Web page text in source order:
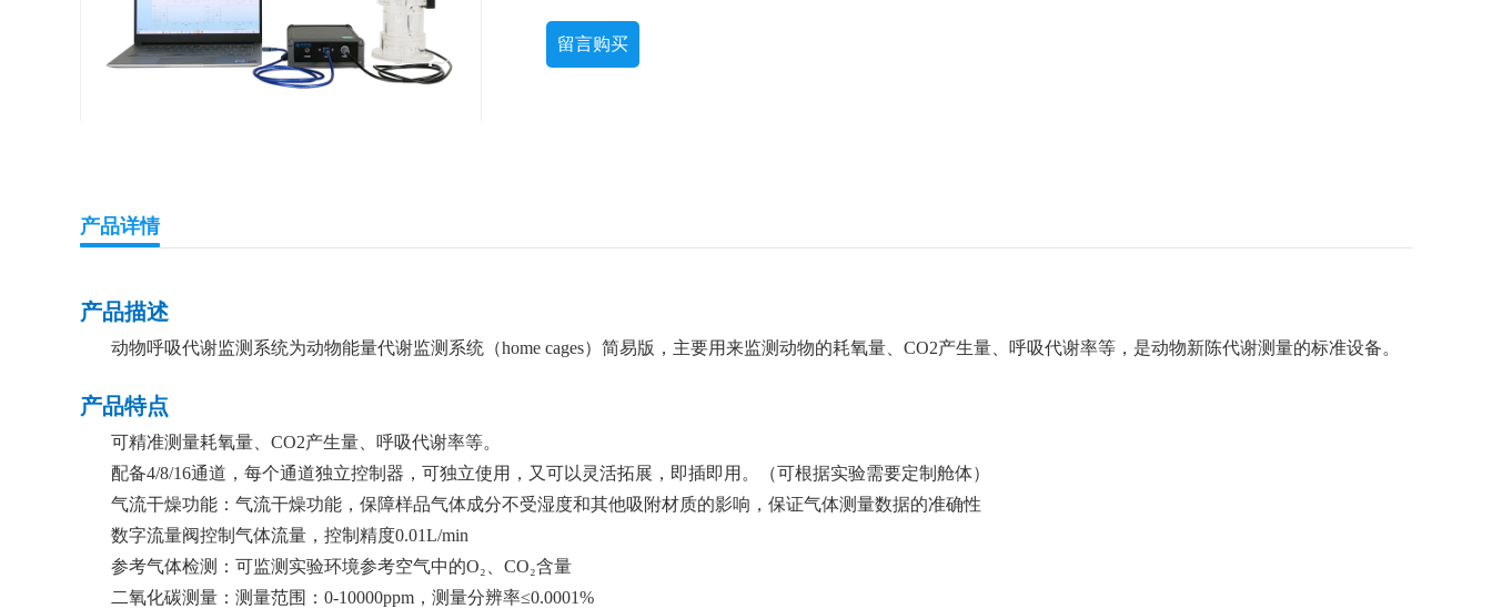
留言购买
产品详情
产品描述
动物呼吸代谢监测系统为动物能量代谢监测系统（home cages）简易版，主要用来监测动物的耗氧量、CO2产生量、呼吸代谢率等，是动物新陈代谢测量的标准设备。
产品特点
可精准测量耗氧量、CO2产生量、呼吸代谢率等。
配备4/8/16通道，每个通道独立控制器，可独立使用，又可以灵活拓展，即插即用。（可根据实验需要定制舱体）
气流干燥功能：气流干燥功能，保障样品气体成分不受湿度和其他吸附材质的影响，保证气体测量数据的准确性
数字流量阀控制气体流量，控制精度0.01L/min
参考气体检测：可监测实验环境参考空气中的O₂、CO₂含量
二氧化碳测量：测量范围：0-10000ppm，测量分辨率≤0.0001%